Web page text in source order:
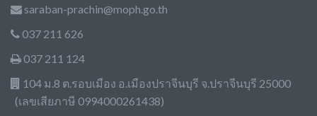
saraban-prachin@moph.go.th
037 211 626
037 211 124
104 ม.8 ต.รอบเมือง อ.เมืองปราจีนบุรี จ.ปราจีนบุรี 25000
(เลขเสียภาษี 0994000261438)